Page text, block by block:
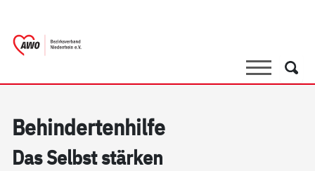
SucheSuche
Be­hin­der­ten­hil­fe
Das Selbst stär­ken